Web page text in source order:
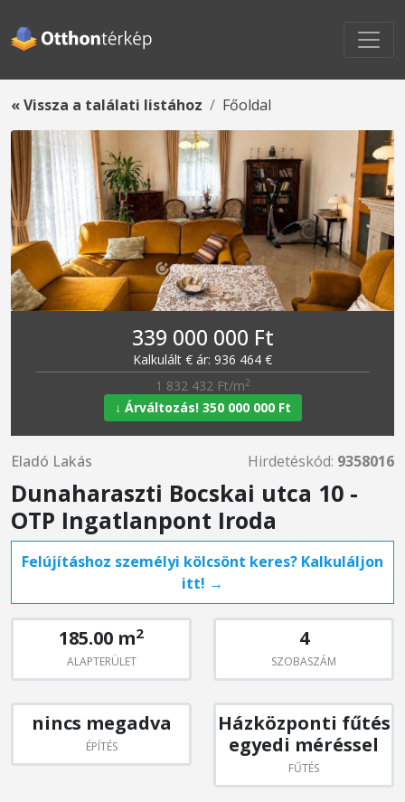
« Vissza a találati listához Főoldal
339 000 000 Ft
Kalkulált € ár: 936 464 €
1 832 432 Ft/m2
↓ Árváltozás! 350 000 000 Ft
Eladó Lakás Hirdetéskód: 9358016
Dunaharaszti Bocskai utca 10 -
OTP Ingatlanpont Iroda
Felújításhoz személyi kölcsönt keres? Kalkuláljon
itt! →
185.00 m2
ALAPTERÜLET
4
SZOBASZÁM
nincs megadva
ÉPÍTÉS
Házközponti fűtés
egyedi méréssel
FŰTÉS